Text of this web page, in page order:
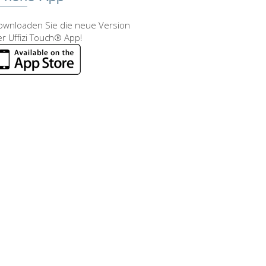
Sie die neue Version
Uffizi Touch® App!